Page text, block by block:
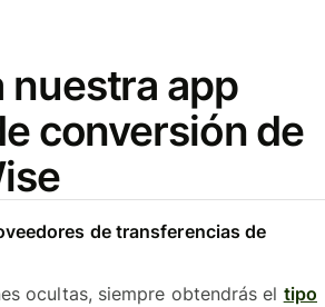
nuestra app
conversión de
de transferencias de
ocultas, siempre obtendrás el tipo